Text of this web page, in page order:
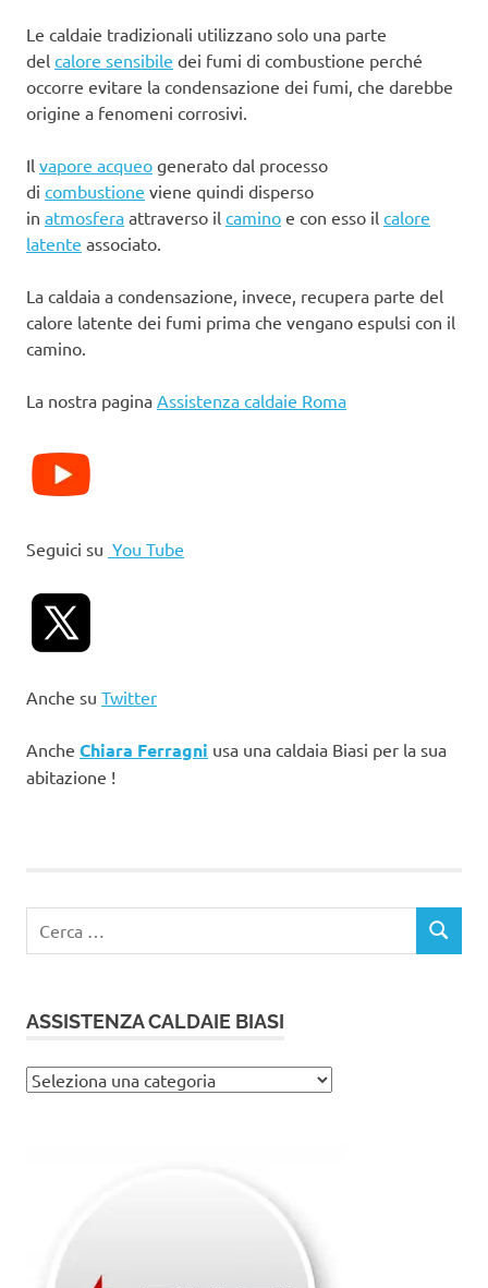
Le caldaie tradizionali utilizzano solo una parte
del calore sensibile dei fumi di combustione perché
occorre evitare la condensazione dei fumi, che darebbe
origine a fenomeni corrosivi.
Il vapore acqueo generato dal processo
di combustione viene quindi disperso
in atmosfera attraverso il camino e con esso il calore
latente associato.
La caldaia a condensazione, invece, recupera parte del
calore latente dei fumi prima che vengano espulsi con il
camino.
La nostra pagina Assistenza caldaie Roma
Seguici su You Tube
Anche su Twitter
Anche Chiara Ferragni usa una caldaia Biasi per la sua
abitazione !
CERCA
ASSISTENZA CALDAIE BIASI
Assistenza